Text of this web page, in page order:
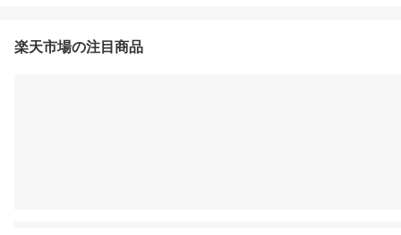
楽天市場の注目商品